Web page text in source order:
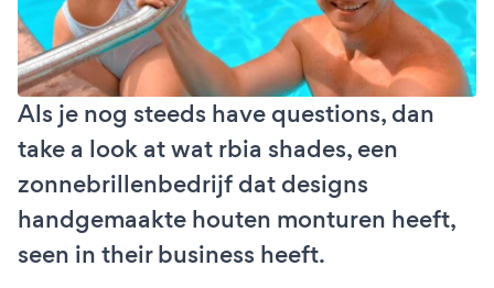
Als je nog steeds have questions, dan
take a look at wat rbia shades, een
zonnebrillenbedrijf dat designs
handgemaakte houten monturen heeft,
seen in their business heeft.